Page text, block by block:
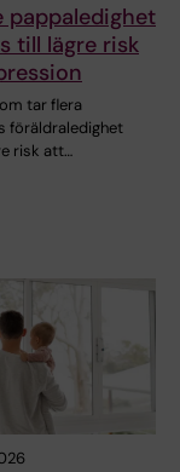
pappaledighet
till lägre risk
tar flera
föräldraledighet
risk att…